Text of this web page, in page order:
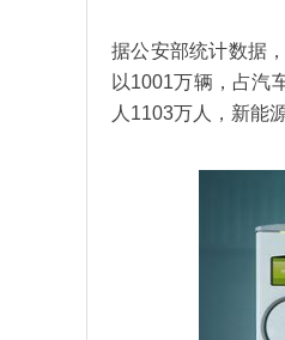
据公安部统计数据
以1001万辆，占汽
人1103万人，新能